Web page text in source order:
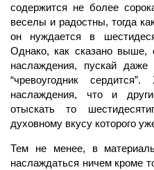
содержится не более
веселы и радостны, тогда
он нуждается в
Однако, как сказано выше,
наслаждения, пускай даже
“чревоугодник
наслаждения, что и
отыскать то
духовному вкусу которого
Тем не менее, в
наслаждаться ничем кроме